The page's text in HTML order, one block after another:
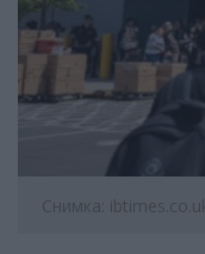
Снимка: ibtimes.co.uk